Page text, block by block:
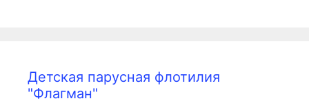
Детская парусная флотилия
"Флагман"